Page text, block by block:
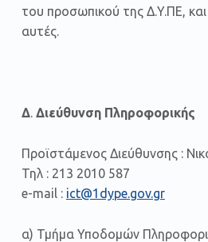
του προσωπικού της Δ.Y.ΠE,
αυτές.
Δ. Διεύθυνση Πληροφορικής
Προϊστάμενος Διεύθυνσης :
Τηλ : 213 2010 587
e-mail : ict@1dype.gov.gr
α) Τμήμα Υποδομών